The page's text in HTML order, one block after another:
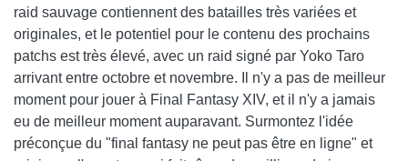
raid sauvage contiennent des batailles très variées et
originales, et le potentiel pour le contenu des prochains
patchs est très élevé, avec un raid signé par Yoko Taro
arrivant entre octobre et novembre. Il n'y a pas de meilleur
moment pour jouer à Final Fantasy XIV, et il n'y a jamais
eu de meilleur moment auparavant. Surmontez l'idée
préconçue du "final fantasy ne peut pas être en ligne" et